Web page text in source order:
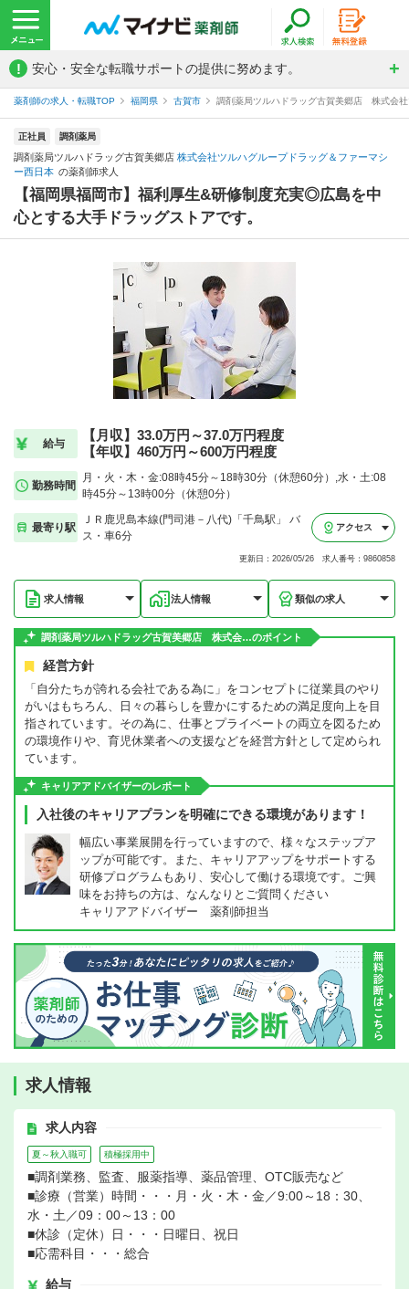
! 安心・安全な転職サポートの提供に努めます。
薬剤師の求人・転職TOP 福岡県 古賀市 調剤薬局ツルハドラッグ古賀美郷店 株式会
正社員 調剤薬局
調剤薬局ツルハドラッグ古賀美郷店 株式会社ツルハグループドラッグ＆ファーマシ
ー西日本 の薬剤師求人
【福岡県福岡市】福利厚生&研修制度充実◎広島を中
心とする大手ドラッグストアです。
給与
【月収】33.0万円～37.0万円程度
【年収】460万円～600万円程度
勤務時間
月・火・木・金:08時45分～18時30分（休憩60分）,水・土:08
時45分～13時00分（休憩0分）
最寄り駅
ＪＲ鹿児島本線(門司港－八代)「千鳥駅」 バ
ス・車6分
アクセス
更新日：2026/05/26 求人番号：9860858
求人情報 法人情報 類似の求人
調剤薬局ツルハドラッグ古賀美郷店 株式会…のポイント
経営方針
「自分たちが誇れる会社である為に」をコンセプトに従業員のやり
がいはもちろん、日々の暮らしを豊かにするための満足度向上を目
指されています。その為に、仕事とプライベートの両立を図るため
の環境作りや、育児休業者への支援などを経営方針として定められ
ています。
キャリアアドバイザーのレポート
入社後のキャリアプランを明確にできる環境があります！
幅広い事業展開を行っていますので、様々なステップア
ップが可能です。また、キャリアアップをサポートする
研修プログラムもあり、安心して働ける環境です。ご興
味をお持ちの方は、なんなりとご質問ください
キャリアアドバイザー 薬剤師担当
求人情報
求人内容
夏～秋入職可 積極採用中
■調剤業務、監査、服薬指導、薬品管理、OTC販売など
■診療（営業）時間・・・月・火・木・金／9:00～18：30、
水・土／09：00～13：00
■休診（定休）日・・・日曜日、祝日
■応需科目・・・総合
給与